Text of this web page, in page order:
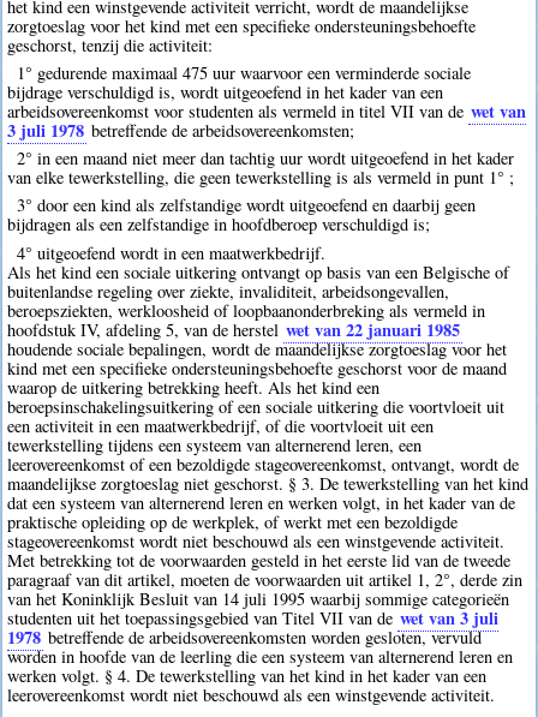
het kind een winstgevende activiteit verricht, wordt de maandelijkse
zorgtoeslag voor het kind met een specifieke ondersteuningsbehoefte
geschorst, tenzij die activiteit:
1° gedurende maximaal 475 uur waarvoor een verminderde sociale
bijdrage verschuldigd is, wordt uitgeoefend in het kader van een
arbeidsovereenkomst voor studenten als vermeld in titel VII van de wet van
3 juli 1978 betreffende de arbeidsovereenkomsten;
2° in een maand niet meer dan tachtig uur wordt uitgeoefend in het kader
van elke tewerkstelling, die geen tewerkstelling is als vermeld in punt 1° ;
3° door een kind als zelfstandige wordt uitgeoefend en daarbij geen
bijdragen als een zelfstandige in hoofdberoep verschuldigd is;
4° uitgeoefend wordt in een maatwerkbedrijf.
Als het kind een sociale uitkering ontvangt op basis van een Belgische of
buitenlandse regeling over ziekte, invaliditeit, arbeidsongevallen,
beroepsziekten, werkloosheid of loopbaanonderbreking als vermeld in
hoofdstuk IV, afdeling 5, van de herstel wet van 22 januari 1985
houdende sociale bepalingen, wordt de maandelijkse zorgtoeslag voor het
kind met een specifieke ondersteuningsbehoefte geschorst voor de maand
waarop de uitkering betrekking heeft. Als het kind een
beroepsinschakelingsuitkering of een sociale uitkering die voortvloeit uit
een activiteit in een maatwerkbedrijf, of die voortvloeit uit een
tewerkstelling tijdens een systeem van alternerend leren, een
leerovereenkomst of een bezoldigde stageovereenkomst, ontvangt, wordt de
maandelijkse zorgtoeslag niet geschorst. § 3. De tewerkstelling van het kind
dat een systeem van alternerend leren en werken volgt, in het kader van de
praktische opleiding op de werkplek, of werkt met een bezoldigde
stageovereenkomst wordt niet beschouwd als een winstgevende activiteit.
Met betrekking tot de voorwaarden gesteld in het eerste lid van de tweede
paragraaf van dit artikel, moeten de voorwaarden uit artikel 1, 2°, derde zin
van het Koninklijk Besluit van 14 juli 1995 waarbij sommige categorieën
studenten uit het toepassingsgebied van Titel VII van de wet van 3 juli
1978 betreffende de arbeidsovereenkomsten worden gesloten, vervuld
worden in hoofde van de leerling die een systeem van alternerend leren en
werken volgt. § 4. De tewerkstelling van het kind in het kader van een
leerovereenkomst wordt niet beschouwd als een winstgevende activiteit.